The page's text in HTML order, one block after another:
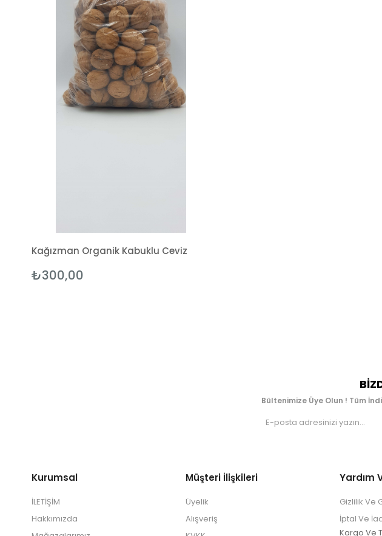
Kağızman Organik Kabuklu Ceviz
₺300,00
Bültenimize Üye Olun ! Tüm
Kurumsal
İLETİŞİM
Hakkımızda
Müşteri İlişkileri
Üyelik
Alışveriş
Yardım
Gizlilik Ve
İptal Ve
Kargo Ve